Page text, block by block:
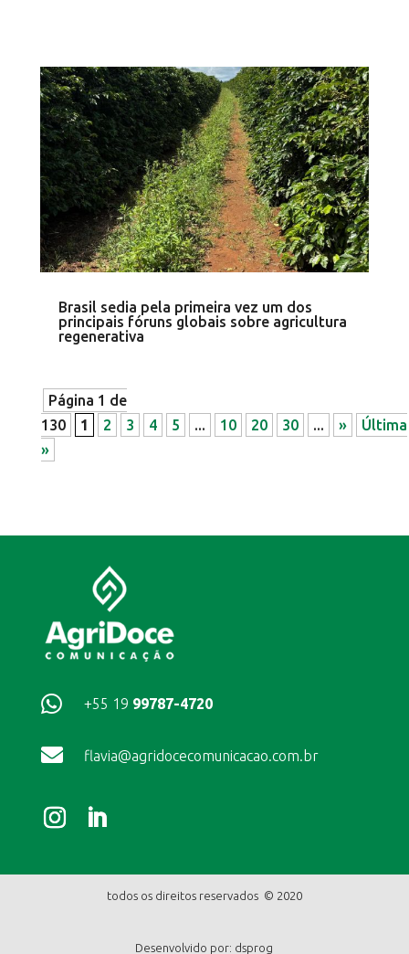
Brasil sedia pela primeira vez um dos
principais fóruns globais sobre agricultura
regenerativa
Página 1 de
130
1 2 3 4 5 ... 10 20 30 ... »
Última
»
 +55 19 99787-4720
 flavia@agridocecomunicacao.com.br
todos os direitos reservados © 2020
Desenvolvido por: dsprog